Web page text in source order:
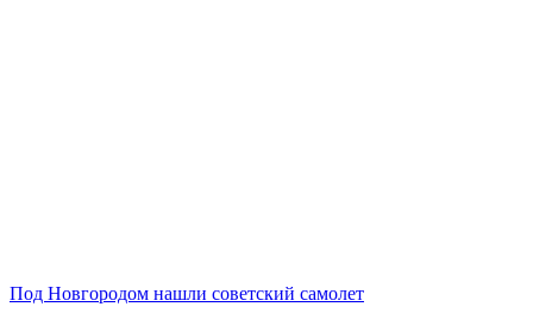
Под Новгородом нашли советский самолет